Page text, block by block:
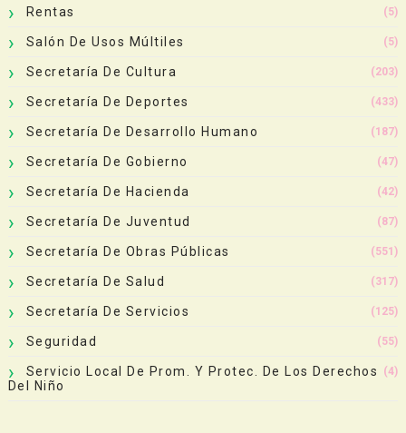
Rentas (5)
Salón De Usos Múltiles (5)
Secretaría De Cultura (203)
Secretaría De Deportes (433)
Secretaría De Desarrollo Humano (187)
Secretaría De Gobierno (47)
Secretaría De Hacienda (42)
Secretaría De Juventud (87)
Secretaría De Obras Públicas (551)
Secretaría De Salud (317)
Secretaría De Servicios (125)
Seguridad (55)
Servicio Local De Prom. Y Protec. De Los Derechos
Del Niño
(4)